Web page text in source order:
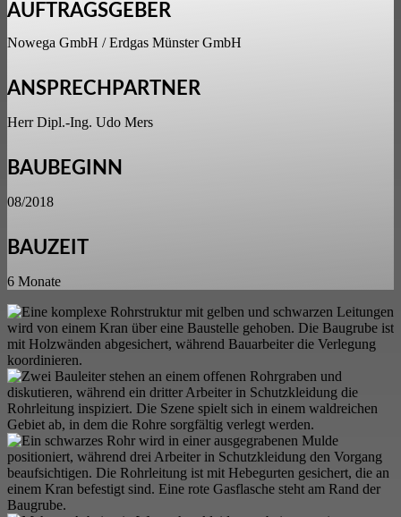
AUFTRAGSGEBER
Nowega GmbH / Erdgas Münster GmbH
ANSPRECHPARTNER
Herr Dipl.-Ing. Udo Mers
BAUBEGINN
08/2018
BAUZEIT
6 Monate